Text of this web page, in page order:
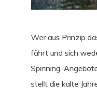
Wer aus Prinzip
fährt und sich
Spinning-
stellt die kalte